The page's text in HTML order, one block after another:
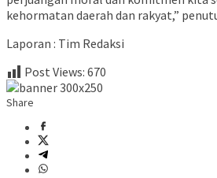
kehormatan daerah dan rakyat,”
Laporan : Tim Redaksi
Post Views: 670
Share